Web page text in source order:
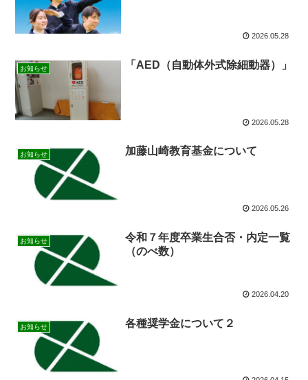
2026.05.28
お知らせ 「AED（自動体外式除細動器）」
2026.05.28
お知らせ 加藤山崎教育基金について
2026.05.26
お知らせ
令和７年度卒業生合否・内定一覧
（のべ数）
2026.04.20
お知らせ 各種奨学金について２